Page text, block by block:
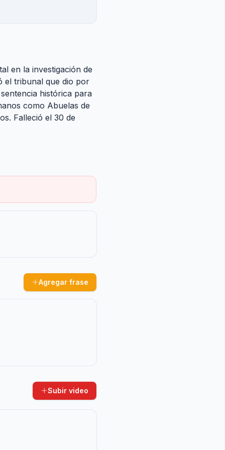
en la investigación de
el tribunal que dio por
histórica para
como Abuelas de
Falleció el 30 de
Agregar frase
Subir video